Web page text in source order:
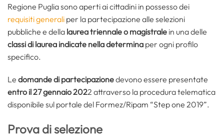
Regione Puglia sono aperti ai cittadini in possesso dei
requisiti generali per la partecipazione alle selezioni
pubbliche e della laurea triennale o magistrale in una delle
classi di laurea indicate nella determina per ogni profilo
specifico.
Le domande di partecipazionedevono essere presentate
entro il 27 gennaio 2022 attraverso la procedura telematica
disponibile sul portale del Formez/Ripam “Step one 2019”.
Prova di selezione